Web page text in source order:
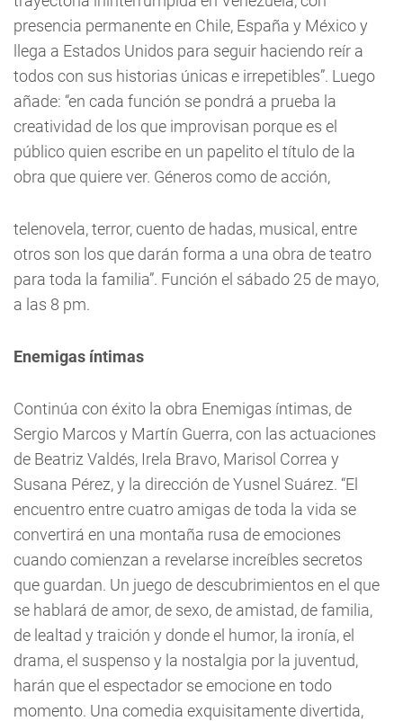
presencia permanente en Chile, España y México y
llega a Estados Unidos para seguir haciendo reír a
todos con sus historias únicas e irrepetibles”. Luego
añade: “en cada función se pondrá a prueba la
creatividad de los que improvisan porque es el
público quien escribe en un papelito el título de la
obra que quiere ver. Géneros como de acción,
telenovela, terror, cuento de hadas, musical, entre
otros son los que darán forma a una obra de teatro
para toda la familia”. Función el sábado 25 de mayo,
a las 8 pm.
Enemigas íntimas
Continúa con éxito la obra Enemigas íntimas, de
Sergio Marcos y Martín Guerra, con las actuaciones
de Beatriz Valdés, Irela Bravo, Marisol Correa y
Susana Pérez, y la dirección de Yusnel Suárez. “El
encuentro entre cuatro amigas de toda la vida se
convertirá en una montaña rusa de emociones
cuando comienzan a revelarse increíbles secretos
que guardan. Un juego de descubrimientos en el que
se hablará de amor, de sexo, de amistad, de familia,
de lealtad y traición y donde el humor, la ironía, el
drama, el suspenso y la nostalgia por la juventud,
harán que el espectador se emocione en todo
momento. Una comedia exquisitamente divertida,